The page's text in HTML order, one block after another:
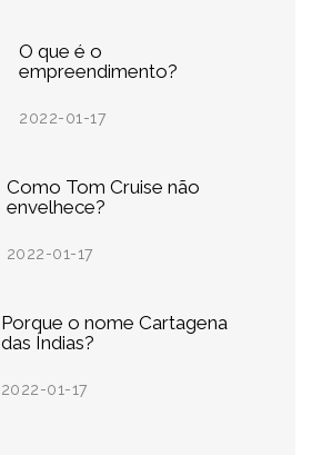
O que é o
empreendimento?
2022-01-17
Como Tom Cruise não
envelhece?
2022-01-17
Porque o nome Cartagena
das Índias?
2022-01-17